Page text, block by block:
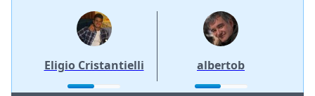
Eligio Cristantielli albertob